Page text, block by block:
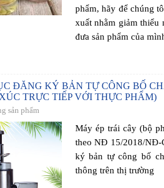
phẩm, hãy để chúng
xuất nhằm giảm thiểu
đưa sản phẩm của
ĐĂNG KÝ BẢN TỰ CÔNG BỐ
TRỰC TIẾP VỚI THỰC PHẨM)
sản phẩm
Máy ép trái cây (bộ
theo NĐ 15/2018/NĐ-
ký bản tự công bố
thông trên thị trường